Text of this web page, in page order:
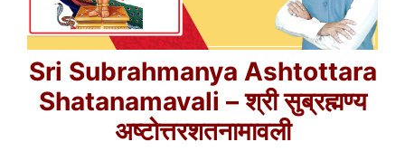
Sri Subrahmanya Ashtottara
Shatanamavali – श्री सुब्रह्मण्य
अष्टोत्तरशतनामावली